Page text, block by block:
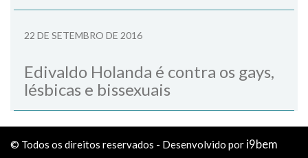
22 DE SETEMBRO DE 2016
Edivaldo Holanda é contra os gays,
lésbicas e bissexuais
© Todos os direitos reservados - Desenvolvido por i9bem